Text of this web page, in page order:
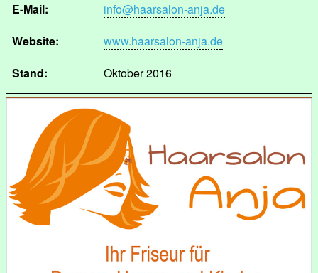
E-Mail:
info@haarsalon-anja.de
Website:
www.haarsalon-anja.de
Stand:
Oktober 2016